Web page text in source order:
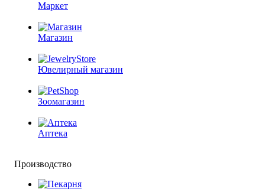
Маркет
Магазин
Ювелирный магазин
Зоомагазин
Аптека
Производство